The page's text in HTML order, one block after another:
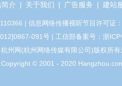
介 | 关于我们 | 广告服务 | 建站
| 信息网络传播视听节目许可
091号 | 工信部备案号：浙
杭州网(杭州网络传媒有限公司)版权所
Copyright © 2001 - 2020